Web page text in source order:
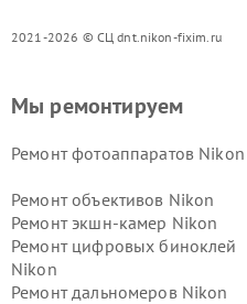
2021-2026 © СЦ dnt.nikon-fixim.ru
Мы ремонтируем
Ремонт фотоаппаратов Nikon
Ремонт объективов Nikon
Ремонт экшн-камер Nikon
Ремонт цифровых биноклей
Nikon
Ремонт дальномеров Nikon